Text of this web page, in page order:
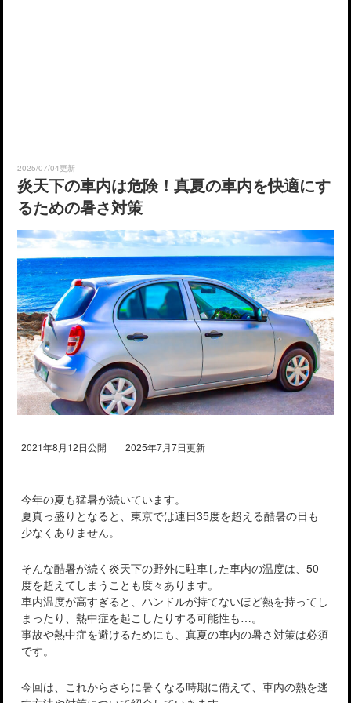
2025/07/04更新
炎天下の車内は危険！真夏の車内を快適にす
るための暑さ対策
2021年8月12日公開 2025年7月7日更新
今年の夏も猛暑が続いています。
夏真っ盛りとなると、東京では連日35度を超える酷暑の日も
少なくありません。
そんな酷暑が続く炎天下の野外に駐車した車内の温度は、50
度を超えてしまうことも度々あります。
車内温度が高すぎると、ハンドルが持てないほど熱を持ってし
まったり、熱中症を起こしたりする可能性も…。
事故や熱中症を避けるためにも、真夏の車内の暑さ対策は必須
です。
今回は、これからさらに暑くなる時期に備えて、車内の熱を逃